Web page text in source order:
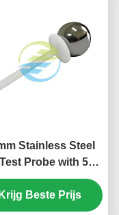
Stainless Steel
Probe with 50N
for Precision IEC
61032 IP Testing
HT-I01
Krijg Beste Prijs